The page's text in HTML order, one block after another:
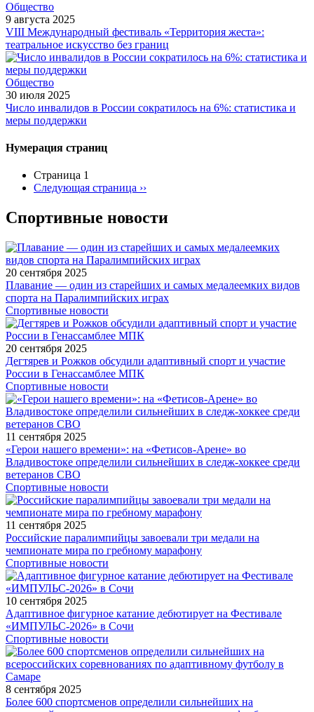
Общество
9 августа 2025
VIII Международный фестиваль «Территория жеста»:
театральное искусство без границ
Общество
30 июля 2025
Число инвалидов в России сократилось на 6%: статистика и
меры поддержки
Нумерация страниц
Страница 1
Следующая страница ››
Спортивные новости
20 сентября 2025
Плавание — один из старейших и самых медалеемких видов
спорта на Паралимпийских играх
Спортивные новости
20 сентября 2025
Дегтярев и Рожков обсудили адаптивный спорт и участие
России в Генассамблее МПК
Спортивные новости
11 сентября 2025
«Герои нашего времени»: на «Фетисов-Арене» во
Владивостоке определили сильнейших в следж-хоккее среди
ветеранов СВО
Спортивные новости
11 сентября 2025
Российские паралимпийцы завоевали три медали на
чемпионате мира по гребному марафону
Спортивные новости
10 сентября 2025
Адаптивное фигурное катание дебютирует на Фестивале
«ИМПУЛЬС-2026» в Сочи
Спортивные новости
8 сентября 2025
Более 600 спортсменов определили сильнейших на